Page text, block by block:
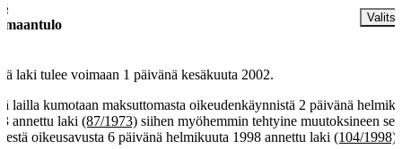
laki tulee voimaan 1 päivänä kesäkuuta 2002.
lailla kumotaan maksuttomasta oikeudenkäynnistä 2 päivänä
annettu laki (87/1973) siihen myöhemmin tehtyine muutoksineen
oikeusavusta 6 päivänä helmikuuta 1998 annettu laki (104/1998)